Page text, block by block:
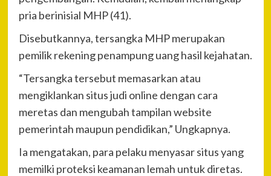
pria berinisial MHP (41).
Disebutkannya, tersangka MHP merupakan
pemilik rekening penampung uang hasil kejahatan.
“Tersangka tersebut memasarkan atau
mengiklankan situs judi online dengan cara
meretas dan mengubah tampilan website
pemerintah maupun pendidikan,” Ungkapnya.
Ia mengatakan, para pelaku menyasar situs yang
memilki proteksi keamanan lemah untuk diretas.